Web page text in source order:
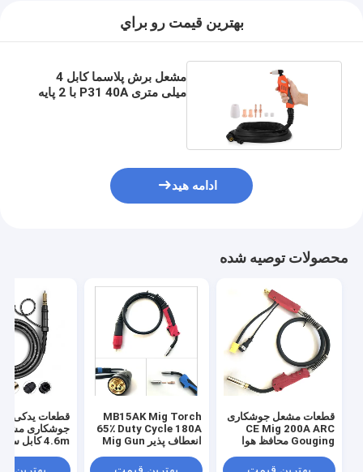
بهترين قيمت رو براي
مشعل برش پلاسما کابل 4
میلی متری P31 40A با 2 پایه
ادامه هید
محصولات توصیه شده
قطعات مشعل جوشکاری
CE Mig 200A ARC
Gouging محافظ هوا
MB15AK Mig Torch
65٪ Duty Cycle 180A
انعطاف پذیر Mig Gun
قطعات یدکی